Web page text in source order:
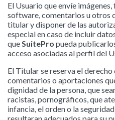
El Usuario que envíe
software, comentarios u otros
titular y disponer de las
especial en caso de incluir
queSuitePro pueda
acceso asociadas al perfil del
El Titular se reserva el
comentarios o aportaciones
dignidad de la persona, que
racistas, pornográficos, que
infancia, el orden o la